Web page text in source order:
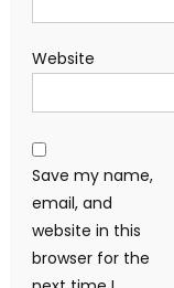
Website
Save my name,
email, and
website in this
browser for the